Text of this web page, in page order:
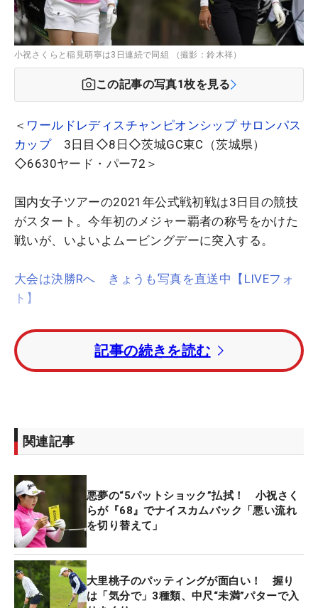
小祝さくらと稲見萌寧は3日連続で同組 （撮影：鈴木祥）
この記事の写真1枚を見る
＜ ワールドレディスチャンピオンシップ サロンパス
カップ3日目◇8日◇茨城GC東C（茨城県）
◇6630ヤード・パー72＞
国内女子ツアーの2021年公式戦初戦は3日目の競技
がスタート。今年初のメジャー覇者の称号をかけた
戦いが、いよいよムービングデーに突入する。
大会は決勝Rへ きょうも写真を直送中【LIVEフォ
ト】
予選ラウンドを終えて首位に立つのは黄金世代の高
橋彩華。ツアー未勝利でこれまでもたびたび上位進
出を果たしているが、決勝ラウンドで失速するケー
上位勢には上田桃子、鈴木愛といった実力者もひし
めくが、予選ラウンドでやや出遅れた実力者たちの
なかでも、今季3勝の小祝さくら、今季5勝の稲見萌
寧、今季1勝の永峰咲希の組に注目。小祝は今年に
入って2勝。稲見はなんと4勝。そして永峰は昨年9
月の「日本女子プロゴルフ選手権コニカミノルタ
杯」でメジャー制覇を遂げている。
記事の続きを読む
関連記事
悪夢の“5パットショック”払拭！ 小祝さく
らが『68』でナイスカムバック「悪い流れ
を切り替えて」
大里桃子のパッティングが面白い！ 握り
は「気分で」3種類、中尺“未満”パターで入